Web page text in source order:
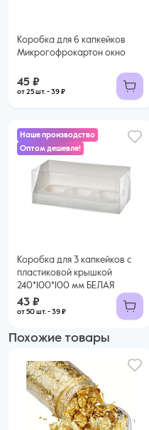
Коробка для 6 капкейков
Микрогофрокартон окно
45 ₽
от 25 шт. - 39 ₽
Наше производство
Оптом дешевле!
Коробка для 3 капкейков с
пластиковой крышкой
240*100*100 мм БЕЛАЯ
43 ₽
от 50 шт. - 39 ₽
43 ₽
39 ₽ за шт. при заказе от 50 шт.
40 ₽
35 ₽ за шт. при заказе от
Купить оптом
Похожие товары